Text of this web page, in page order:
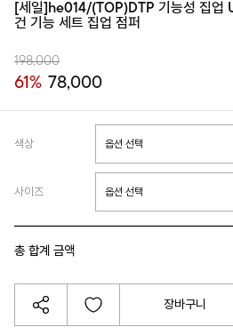
[세일]he014/(TOP)DTP 기능성 집업
건 기능 세트 집업 점퍼
198,000
61% 78,000
색상
사이즈
총 합계 금액
장바구니